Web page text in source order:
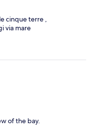
cinque terre ,
via mare
of the bay.